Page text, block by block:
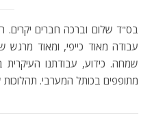
בס"ד שלום וברכה חברים יקרים. הפעם אני הולך לכתוב לכם על טיול
עבודה מאוד כייפי, ומאוד
שמחה. כידוע, עבודתנו
מתופפים בכותל המערבי.